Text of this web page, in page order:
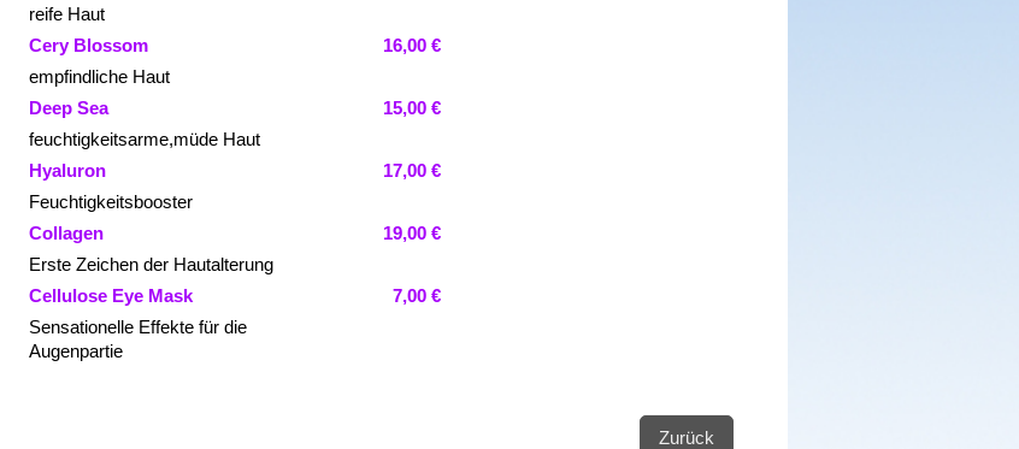
reife Haut
Cery Blossom
16,00 €
empfindliche Haut
Deep Sea
15,00 €
feuchtigkeitsarme,müde Haut
Hyaluron
17,00 €
Feuchtigkeitsbooster
Collagen
19,00 €
Erste Zeichen der Hautalterung
Cellulose Eye Mask
7,00 €
Sensationelle Effekte für die
Augenpartie
Zurück